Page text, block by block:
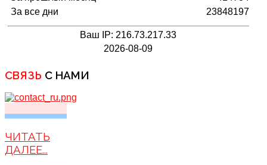
За все дни
23848197
Ваш IP: 216.73.217.33
2026-08-09
СВЯЗЬ С НАМИ
ЧИТАТЬ
ДАЛЕЕ...